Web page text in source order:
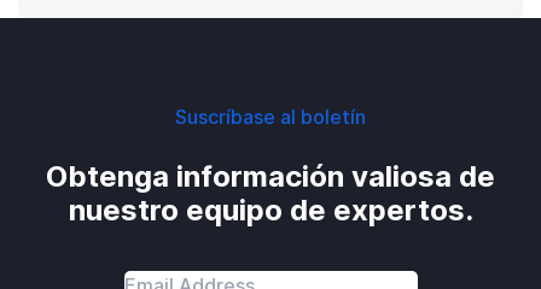
Suscríbase al boletín
Obtenga información valiosa de
nuestro equipo de expertos.